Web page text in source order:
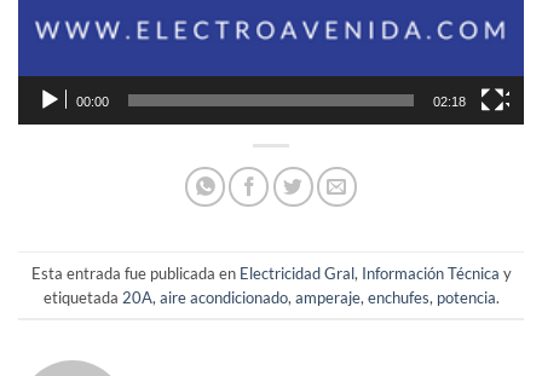
00:00 02:18
Esta entrada fue publicada en Electricidad Gral, Información Técnica y
etiquetada 20A, aire acondicionado, amperaje, enchufes, potencia.